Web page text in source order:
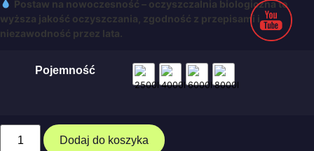
Postaw na nowoczesność – oczyszczalnia biologiczna to
wyższa jakość oczyszczania, zgodność z przepisami i
niezawodność przez lata.
Pojemność
Dodaj do koszyka